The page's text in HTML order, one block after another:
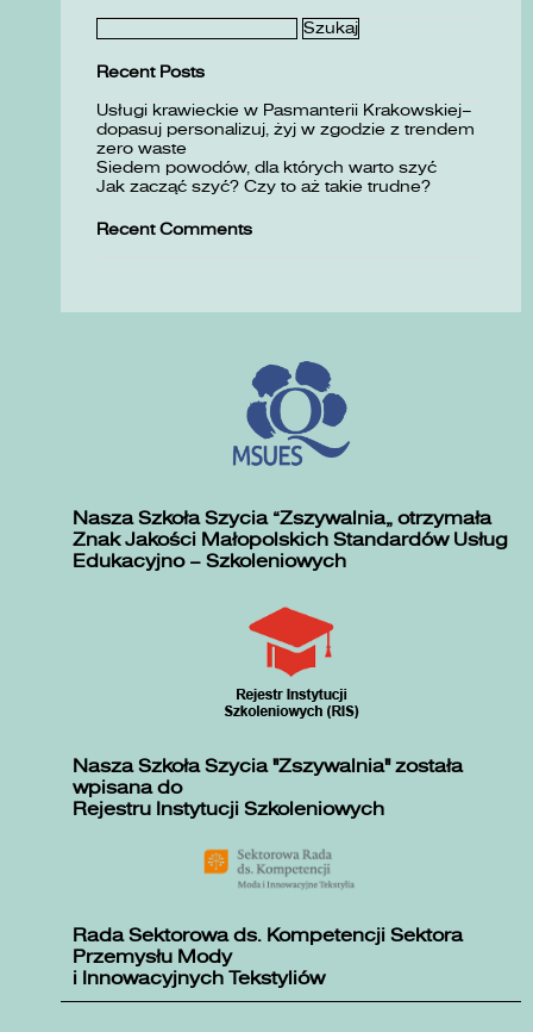
Szukaj:
Recent Posts
Usługi krawieckie w Pasmanterii Krakowskiej–
dopasuj personalizuj, żyj w zgodzie z trendem
zero waste
Siedem powodów, dla których warto szyć
Jak zacząć szyć? Czy to aż takie trudne?
Recent Comments
Nasza Szkoła Szycia „Zszywalnia” otrzymała
Znak Jakości Małopolskich Standardów Usług
Edukacyjno – Szkoleniowych
Nasza Szkoła Szycia "Zszywalnia" została
wpisana do
Rejestru Instytucji Szkoleniowych
Rada Sektorowa ds. Kompetencji Sektora
Przemysłu Mody
i Innowacyjnych Tekstyliów